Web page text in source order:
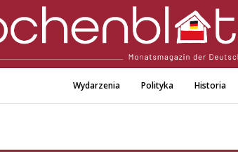
Wydarzenia Polityka Historia